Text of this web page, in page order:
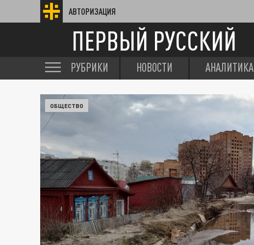
АВТОРИЗАЦИЯ
ПЕРВЫЙ РУССКИЙ
РУБРИКИ НОВОСТИ АНАЛИТИКА
ОБЩЕСТВО